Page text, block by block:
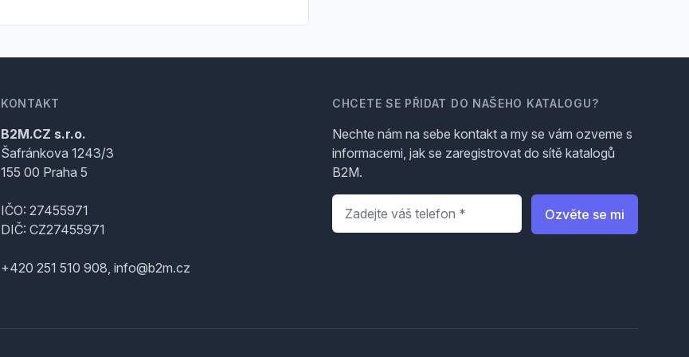
KONTAKT
B2M.CZ s.r.o.
Šafránkova 1243/3
155 00 Praha 5
IČO: 27455971
DIČ: CZ27455971
+420 251 510 908, info@b2m.cz
CHCETE SE PŘIDAT DO NAŠEHO KATALOGU?
Nechte nám na sebe kontakt a my se vám ozveme s
informacemi, jak se zaregistrovat do sítě katalogů
B2M.
Telefon
Ozvěte se mi